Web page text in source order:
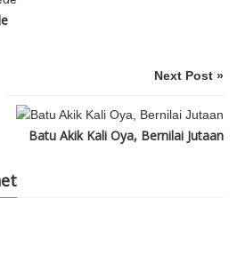
Next Post »
Batu Akik Kali Oya, Bernilai Jutaan